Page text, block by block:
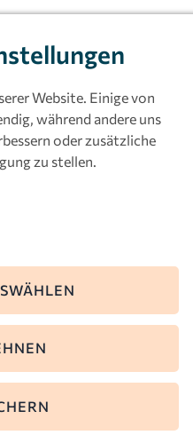
Unna
kitas-ruhr-
Website. Einige von
während andere uns
oder zusätzliche
zu stellen.